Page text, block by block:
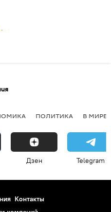
ПОЛИТИКА В МИРЕ
Дзен Telegram
Контакты